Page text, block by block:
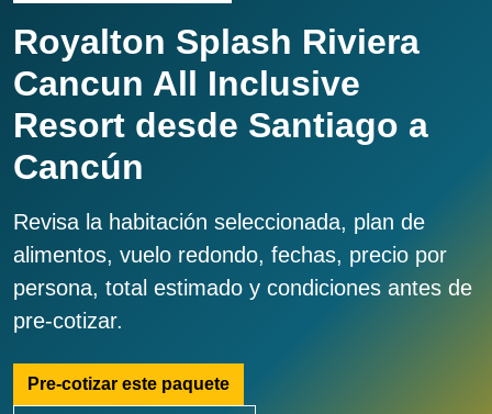
Royalton Splash Riviera
Cancun All Inclusive
Resort desde Santiago a
Cancún
Revisa la habitación seleccionada, plan de
alimentos, vuelo redondo, fechas, precio por
persona, total estimado y condiciones antes de
pre-cotizar.
Pre-cotizar este paquete